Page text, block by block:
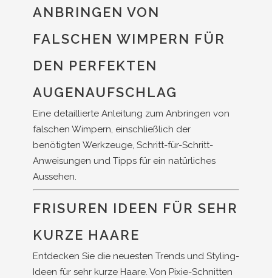
ANBRINGEN VON
FALSCHEN WIMPERN FÜR
DEN PERFEKTEN
AUGENAUFSCHLAG
Eine detaillierte Anleitung zum Anbringen von
falschen Wimpern, einschließlich der
benötigten Werkzeuge, Schritt-für-Schritt-
Anweisungen und Tipps für ein natürliches
Aussehen.
FRISUREN IDEEN FÜR SEHR
KURZE HAARE
Entdecken Sie die neuesten Trends und Styling-
Ideen für sehr kurze Haare. Von Pixie-Schnitten